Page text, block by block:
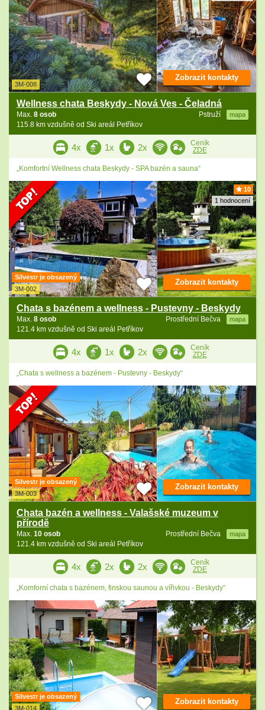
3M-008
Wellness chata Beskydy - Nová Ves - Čeladná
Pstruží mapa
Max. 8 osob
115.8 km vzdušně od Ski areál Petříkov
Zobrazit kontakty
4x 1x 2x
Ceník
ZDE
„Komfortní Wellness chata Beskydy - SPA bazén a sauna“
10
1 hodnocení
Silvestr je obsazený
3M-002
Chata s bazénem a wellness - Pustevny - Beskydy
Prostřední Bečva mapa
Max. 8 osob
121.4 km vzdušně od Ski areál Petříkov
Zobrazit kontakty
4x 1x 2x
Ceník
ZDE
„Chata s wellness a bazénem - Pustevny - Beskydy“
Silvestr je obsazený
3M-003
Chata bazén a wellness - Valašské muzeum v
přírodě
Prostřední Bečva mapa
Max. 10 osob
121.4 km vzdušně od Ski areál Petříkov
Zobrazit kontakty
4x 2x 2x
Ceník
ZDE
„Komforní chata s bazénem, finskou saunou a vířivkou - Beskydy“
Silvestr je obsazený
3M-014
Zobrazit kontakty